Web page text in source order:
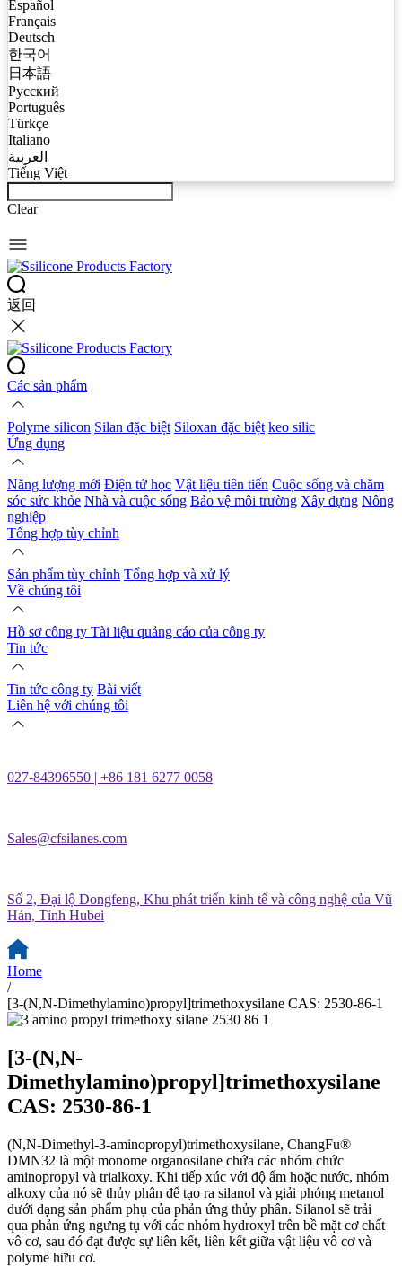
Español
Français
Deutsch
한국어
日本語
Русский
Português
Türkçe
Italiano
العربية
Tiếng Việt
Clear
返回
Các sản phẩm
Polyme silicon Silan đặc biệt Siloxan đặc biệt keo silic
Ứng dụng
Năng lượng mới Điện tử học Vật liệu tiên tiến Cuộc sống và chăm
sóc sức khỏe Nhà và cuộc sống Bảo vệ môi trường Xây dựng Nông
nghiệp
Tổng hợp tùy chỉnh
Sản phẩm tùy chỉnh Tổng hợp và xử lý
Về chúng tôi
Hồ sơ công ty Tài liệu quảng cáo của công ty
Tin tức
Tin tức công ty Bài viết
Liên hệ với chúng tôi
027-84396550 | +86 181 6277 0058
Sales@cfsilanes.com
Số 2, Đại lộ Dongfeng, Khu phát triển kinh tế và công nghệ của Vũ
Hán, Tỉnh Hubei
Home
/
[3-(N,N-Dimethylamino)propyl]trimethoxysilane CAS: 2530-86-1
[3-(N,N-
Dimethylamino)propyl]trimethoxysilane
CAS: 2530-86-1
(N,N-Dimethyl-3-aminopropyl)trimethoxysilane, ChangFu®
DMN32 là một monome organosilane chứa các nhóm chức
aminopropyl và trialkoxy. Khi tiếp xúc với độ ẩm hoặc nước, nhóm
alkoxy của nó sẽ thủy phân để tạo ra silanol và giải phóng metanol
dưới dạng sản phẩm phụ của phản ứng thủy phân. Silanol sẽ trải
qua phản ứng ngưng tụ với các nhóm hydroxyl trên bề mặt cơ chất
vô cơ, sau đó đạt được sự liên kết, liên kết giữa vật liệu vô cơ và
polyme hữu cơ.